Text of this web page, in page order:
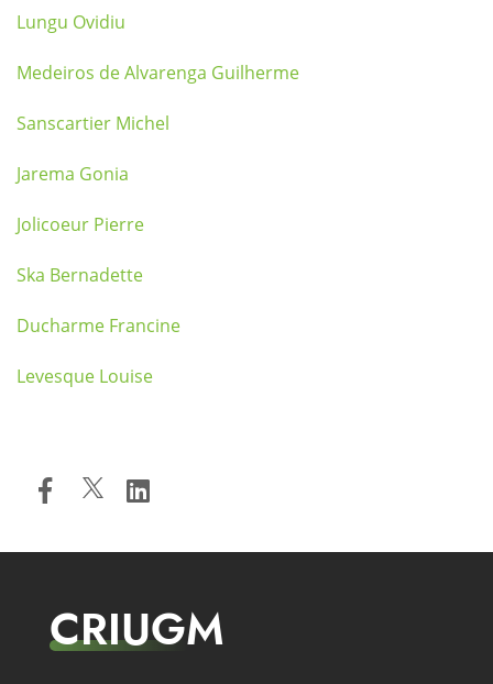
Lungu Ovidiu
Medeiros de Alvarenga Guilherme
Sanscartier Michel
Jarema Gonia
Jolicoeur Pierre
Ska Bernadette
Ducharme Francine
Levesque Louise
CRIUGM